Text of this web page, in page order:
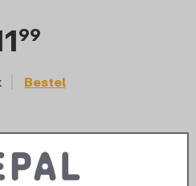
99
Bestel
dit product